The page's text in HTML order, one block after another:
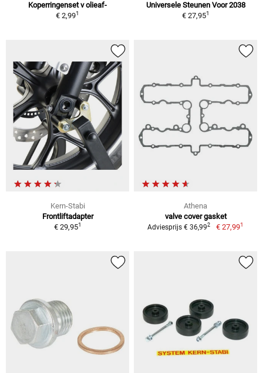
Koperringenset v olieaf-
€ 2,991
Universele Steunen Voor 2038
€ 27,951
Kern-Stabi
Frontliftadapter
€ 29,951
Athena
valve cover gasket
Adviesprijs € 36,992 € 27,991